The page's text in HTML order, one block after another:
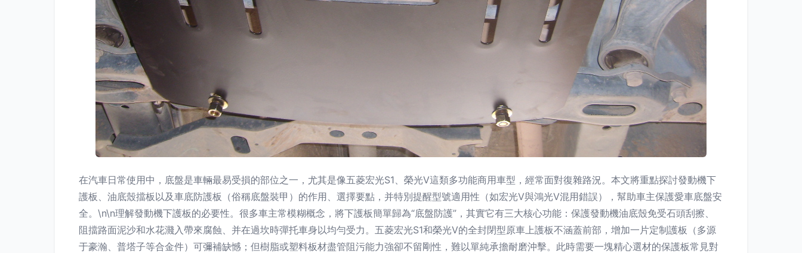
在汽車日常使用中，底盤是車輛最易受損的部位之一，尤其是像五菱宏光S1、榮光V這類多功能商用車型，經常面對復雜路況。本文將重點探討發動機下
護板、油底殼擋板以及車底防護板（俗稱底盤裝甲）的作用、選擇要點，并特別提醒型號適用性（如宏光V與鴻光V混用錯誤），幫助車主保護愛車底盤安
全。\n\n理解發動機下護板的必要性。很多車主常模糊概念，將下護板簡單歸為“底盤防護”，其實它有三大核心功能：保護發動機油底殼免受石頭刮擦、
阻擋路面泥沙和水花濺入帶來腐蝕、并在過坎時彈托車身以均勻受力。五菱宏光S1和榮光V的全封閉型原車上護板不涵蓋前部，增加一片定制護板（多源
于豪瀚、普塔子等合金件）可彌補缺憾；但樹脂或塑料板材盡管阻污能力強卻不留剛性，難以單純承擔耐磨沖擊。此時需要一塊精心選材的保護板常見對